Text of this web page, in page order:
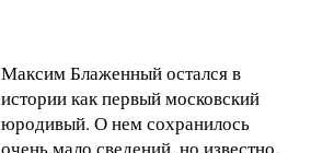
Максим Блаженный остался в
истории как первый московский
юродивый. О нем сохранилось